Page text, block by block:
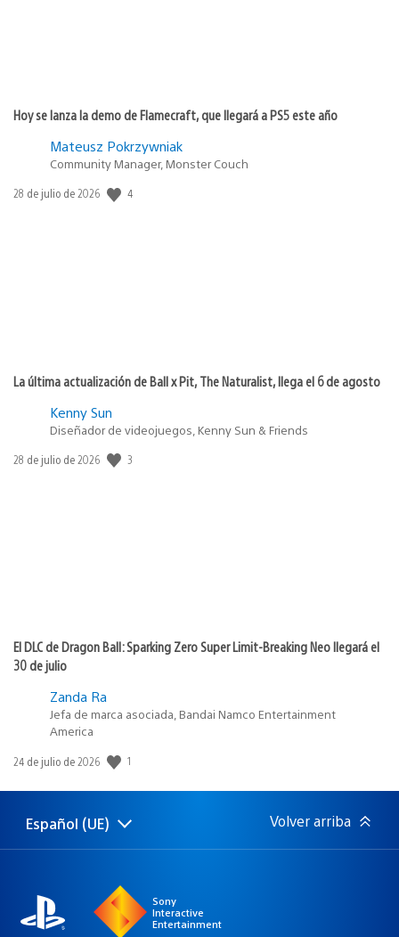
Hoy se lanza la demo de Flamecraft, que llegará a PS5 este año
Mateusz Pokrzywniak
Community Manager, Monster Couch
Fecha
28 de julio de 2026 4
La última actualización de Ball x Pit, The Naturalist, llega el 6 de agosto
Kenny Sun
Diseñador de videojuegos, Kenny Sun & Friends
Fecha
28 de julio de 2026 3
El DLC de Dragon Ball: Sparking Zero Super Limit-Breaking Neo llegará el
30 de julio
Zanda Ra
Jefa de marca asociada, Bandai Namco Entertainment
America
Fecha
publicación:
24 de julio de 2026 1
Selecciona
Región
Español (UE) Volver arriba
Sony
Interactive
Entertainment